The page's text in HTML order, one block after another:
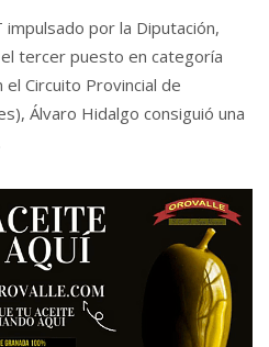
impulsado por la Diputación,
tercer puesto en categoría
Circuito Provincial de
Álvaro Hidalgo consiguió una